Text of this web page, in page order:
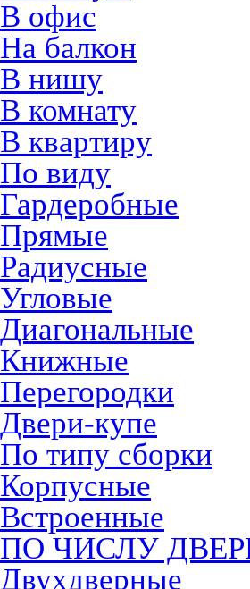
В офис
На балкон
В нишу
В комнату
В квартиру
По виду
Гардеробные
Прямые
Радиусные
Угловые
Диагональные
Книжные
Перегородки
Двери-купе
По типу сборки
Корпусные
Встроенные
ПО ЧИСЛУ
Двухдверные